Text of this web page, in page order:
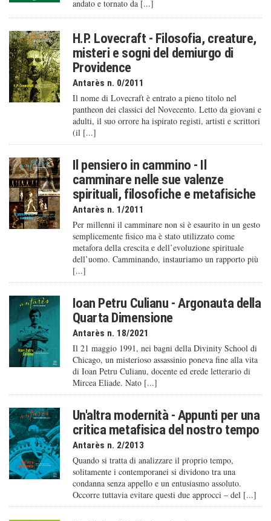
andato e tornato da [...]
H.P. Lovecraft - Filosofia, creature,
misteri e sogni del demiurgo di
Providence
Antarès n. 0/2011
Il nome di Lovecraft è entrato a pieno titolo nel
pantheon dei classici del Novecento. Letto da giovani e
adulti, il suo orrore ha ispirato registi, artisti e scrittori
(il [...]
Il pensiero in cammino - Il
camminare nelle sue valenze
spirituali, filosofiche e metafisiche
Antarès n. 1/2011
Per millenni il camminare non si è esaurito in un gesto
semplicemente fisico ma è stato utilizzato come
metafora della crescita e dell’evoluzione spirituale
dell’uomo. Camminando, instauriamo un rapporto più
[...]
Ioan Petru Culianu - Argonauta della
Quarta Dimensione
Antarès n. 18/2021
Il 21 maggio 1991, nei bagni della Divinity School di
Chicago, un misterioso assassinio poneva fine alla vita
di Ioan Petru Culianu, docente ed erede letterario di
Mircea Eliade. Nato [...]
Un'altra modernità - Appunti per una
critica metafisica del nostro tempo
Antarès n. 2/2013
Quando si tratta di analizzare il proprio tempo,
solitamente i contemporanei si dividono tra una
condanna senza appello e un entusiasmo assoluto.
Occorre tuttavia evitare questi due approcci – del [...]